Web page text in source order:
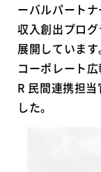
ーバルパート
収入創出プロ
展開していま
コーポレート
R 民間連携担
した。